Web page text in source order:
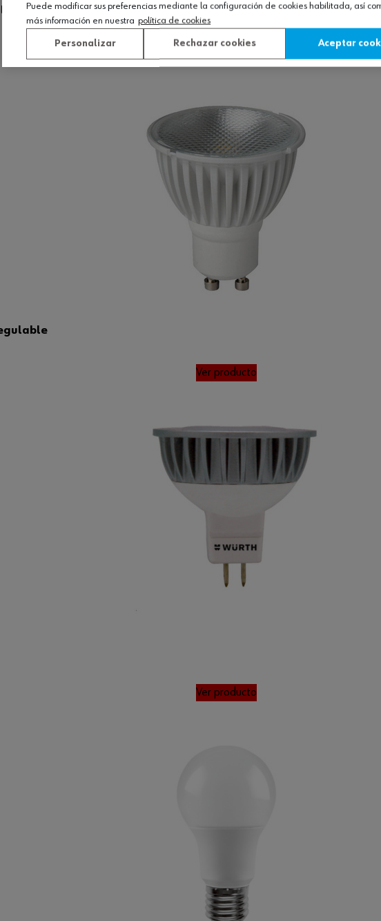
Ver producto
Ver producto
Puede modificar sus preferencias mediante la configuración de cookies habilitada, así
más información en nuestra política de cookies
Personalizar Rechazar cookies Aceptar